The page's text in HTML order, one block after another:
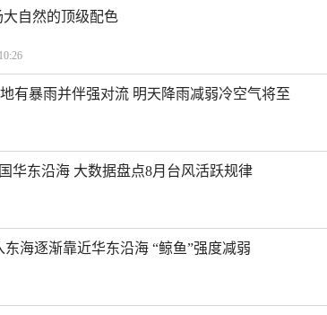
自然的顶级配色
有暴雨并伴强对流 明天降雨减弱冷空气将至
华东沿海 大数据盘点8月台风活跃规律
东海逐渐靠近华东沿海 “鲸鱼”强度减弱